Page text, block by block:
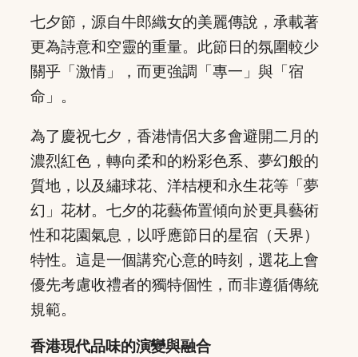
七夕節，源自牛郎織女的美麗傳說，承載著
更為詩意和空靈的重量。此節日的氛圍較少
關乎「激情」，而更強調「專一」與「宿
命」。
為了慶祝七夕，香港情侶大多會避開二月的
濃烈紅色，轉向柔和的粉彩色系、夢幻般的
質地，以及繡球花、洋桔梗和永生花等「夢
幻」花材。七夕的花藝佈置傾向於更具藝術
性和花園氣息，以呼應節日的星宿（天界）
特性。這是一個講究心意的時刻，選花上會
優先考慮收禮者的獨特個性，而非遵循傳統
規範。
香港現代品味的演變與融合